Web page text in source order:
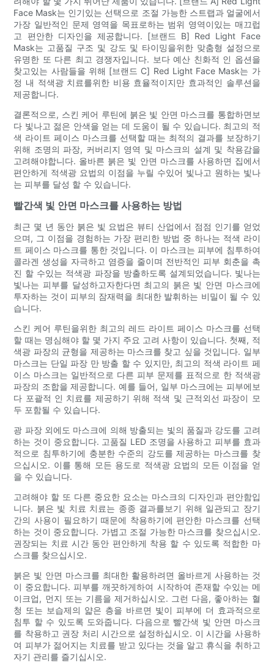
Face Mask는 인기있는 선택으로 조절 가능한 스트랩과 얼굴에서
가장 일반적인 문제 영역을 목표로하는 범위 영역이있는 매끄럽
고 편안한 디자인을 제공합니다. [브랜드 B] Red Light Face
Mask는 고품질 구조 및 강도 및 타이밍을위한 맞춤형 설정으로
유명한 또 다른 최고 경쟁자입니다. 보다 예산 친화적 인 옵션을
찾고있는 사람들을 위해 [브랜드 C] Red Light Face Mask는 가
정 내 적색광 치료를위한 비용 효율적이지만 효과적인 솔루션을
제공합니다.
결론적으로, 스킨 케어 루틴에 붉은 빛 안면 마스크를 통합하면보
다 빛나고 젊은 안색을 얻는 데 도움이 될 수 있습니다. 최고의 적
색 라이트 페이스 마스크를 선택할 때는 최적의 결과를 보장하기
위해 조명의 파장, 커버리지 영역 및 마스크의 설계 및 착용감을
고려해야합니다. 올바른 붉은 빛 안면 마스크를 사용하면 집에서
편안하게 적색광 요법의 이점을 누릴 수있어 빛나고 원하는 빛나
는 피부를 달성 할 수 있습니다.
빨간색 빛 안면 마스크를 사용하는 방법
최근 몇 년 동안 붉은 빛 요법은 뷰티 산업에서 점점 인기를 얻었
으며, 그 이점을 경험하는 가장 편리한 방법 중 하나는 적색 라이
트 페이스 마스크를 통한 것입니다. 이 마스크는 피부에 침투하여
콜라겐 생성을 자극하고 염증을 줄이며 전반적인 피부 회춘을 촉
진 할 수있는 적색광 파장을 방출하도록 설계되었습니다. 빛나는
빛나는 피부를 달성하고자한다면 최고의 붉은 빛 안면 마스크에
투자하는 것이 피부의 잠재력을 최대한 발휘하는 비밀이 될 수 있
습니다.
스킨 케어 루틴을위한 최고의 레드 라이트 페이스 마스크를 선택
할 때는 명심해야 할 몇 가지 주요 고려 사항이 있습니다. 첫째, 적
색광 파장의 균형을 제공하는 마스크를 찾고 싶을 것입니다. 일부
마스크는 단일 파장 만 방출 할 수 있지만, 최고의 적색 라이트 페
이스 마스크는 일반적으로 다른 피부 문제를 표적으로 한 적색광
파장의 조합을 제공합니다. 예를 들어, 일부 마스크에는 피부에보
다 포괄적 인 치료를 제공하기 위해 적색 및 근적외선 파장이 모
두 포함될 수 있습니다.
광 파장 외에도 마스크에 의해 방출되는 빛의 품질과 강도를 고려
하는 것이 중요합니다. 고품질 LED 조명을 사용하고 피부를 효과
적으로 침투하기에 충분한 수준의 강도를 제공하는 마스크를 찾
으십시오. 이를 통해 모든 용도로 적색광 요법의 모든 이점을 얻
을 수 있습니다.
고려해야 할 또 다른 중요한 요소는 마스크의 디자인과 편안함입
니다. 붉은 빛 치료 치료는 종종 결과를보기 위해 일관되고 장기
간의 사용이 필요하기 때문에 착용하기에 편안한 마스크를 선택
하는 것이 중요합니다. 가볍고 조절 가능한 마스크를 찾으십시오.
권장되는 치료 시간 동안 편안하게 착용 할 수 있도록 적합한 마
스크를 찾으십시오.
붉은 빛 안면 마스크를 최대한 활용하려면 올바르게 사용하는 것
이 중요합니다. 피부를 깨끗하게하여 시작하여 존재할 수있는 메
이크업, 먼지 또는 기름을 제거하십시오. 그런 다음, 좋아하는 혈
청 또는 보습제의 얇은 층을 바르면 빛이 피부에 더 효과적으로
침투 할 수 있도록 도와줍니다. 다음으로 빨간색 빛 안면 마스크
를 착용하고 권장 처리 시간으로 설정하십시오. 이 시간을 사용하
여 피부가 젊어지는 치료를 받고 있다는 것을 알고 휴식을 취하고
자기 관리를 즐기십시오.